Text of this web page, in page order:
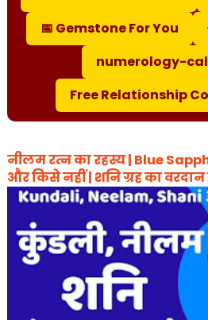
📅 Gemstone For You
numerology-
Free Relationship
नीलम रत्न का रहस्य | Blue
और किसे नहीं | शनि ग्रह का वरदान